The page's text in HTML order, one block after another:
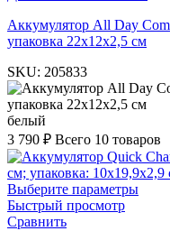
Аккумулятор All Day
упаковка 22х12х2,5 см
SKU: 205833
белый
3 790 ₽ Всего 10 товаров
Выберите параметры
Быстрый просмотр
Сравнить